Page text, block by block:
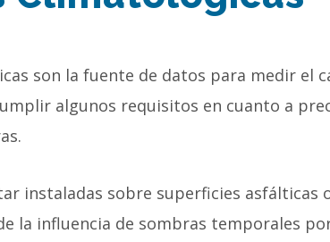
son la fuente de datos para medir el
algunos requisitos en cuanto a
instaladas sobre superficies
la influencia de sombras temporales